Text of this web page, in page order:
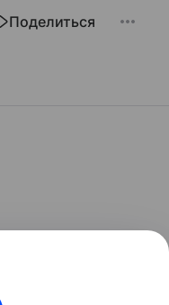
Поделиться